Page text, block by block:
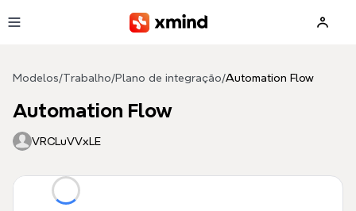
Modelos/Trabalho/Plano de integração/Automation Flow
Automation Flow
VRCLuVVxLE